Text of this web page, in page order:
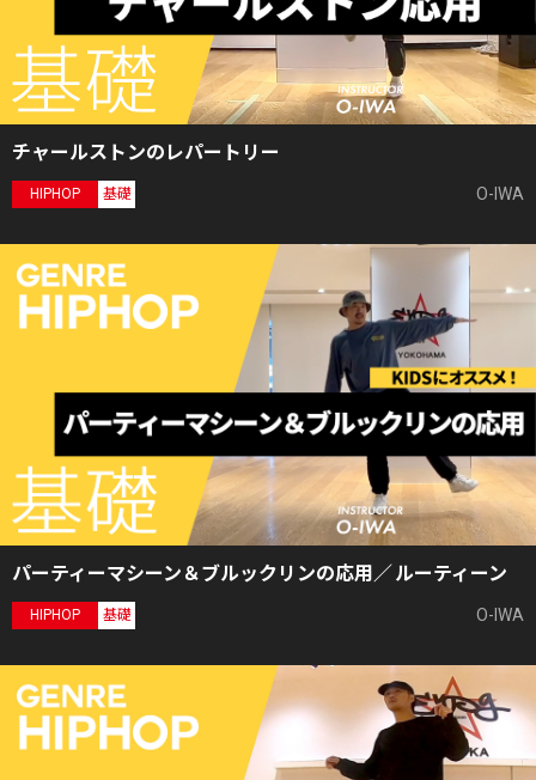
チャールストンのレパートリー
HIPHOP 基礎 O-IWA
パーティーマシーン＆ブルックリンの応用／ ルーティーン
HIPHOP 基礎 O-IWA